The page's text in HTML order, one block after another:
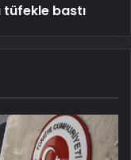
bastı